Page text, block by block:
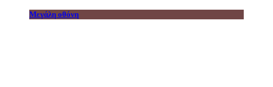
Μεγάλη οθόνη